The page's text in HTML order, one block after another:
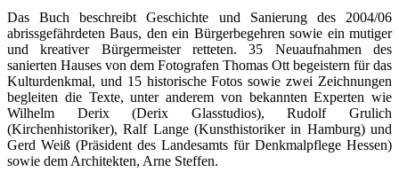
Das Buch beschreibt Geschichte und Sanierung des 2004/06
abrissgefährdeten Baus, den ein Bürgerbegehren sowie ein mutiger
und kreativer Bürgermeister retteten. 35 Neuaufnahmen des
sanierten Hauses von dem Fotografen Thomas Ott begeistern für das
Kulturdenkmal, und 15 historische Fotos sowie zwei Zeichnungen
begleiten die Texte, unter anderem von bekannten Experten wie
Wilhelm Derix (Derix Glasstudios), Rudolf Grulich
(Kirchenhistoriker), Ralf Lange (Kunsthistoriker in Hamburg) und
Gerd Weiß (Präsident des Landesamts für Denkmalpflege Hessen)
sowie dem Architekten, Arne Steffen.